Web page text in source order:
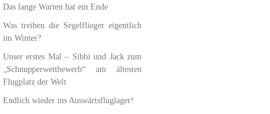
Das lange Warten hat ein Ende
Was treiben die Segelflieger eigentlich
im Winter?
Unser erstes Mal – Sibbi und Jack zum
„Schnupperwettbewerb“ am ältesten
Flugplatz der Welt
Endlich wieder ins Auswärtsfluglager!